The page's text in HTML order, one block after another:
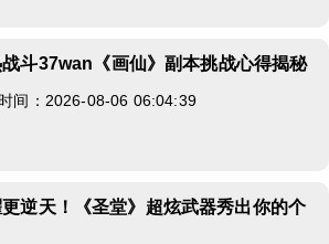
战斗37wan《画仙》副本挑战心得揭秘
间：2026-08-06 06:04:39
更逆天！《圣堂》超炫武器秀出你的个